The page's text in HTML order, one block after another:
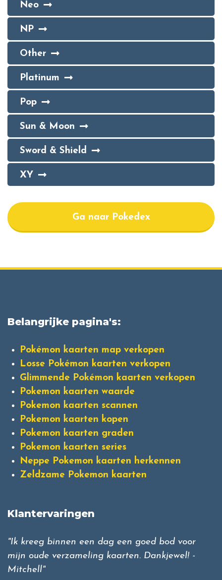
Neo
NP
Other
Platinum
Pop
Sun & Moon
Sword & Shield
XY
Ga naar Pokedex
Belangrijke pagina's:
Pokémon kaarten map verkopen
Losse Pokémon kaarten verkopen
Glimmende Pokémon kaarten verkopen
Pokemon kaarten waarde
Pokemon kaarten scannen
Pokemon kaarten kopen
Pokemon kaarten graden
Pokemon kaarten series
Neppe Pokemon kaarten herkennen
Zeldzame Pokemon kaarten
Klantervaringen
"Ik kreeg binnen een dag een goed bod voor
mijn oude verzameling kaarten. Dankjewel! -
Mitchell"